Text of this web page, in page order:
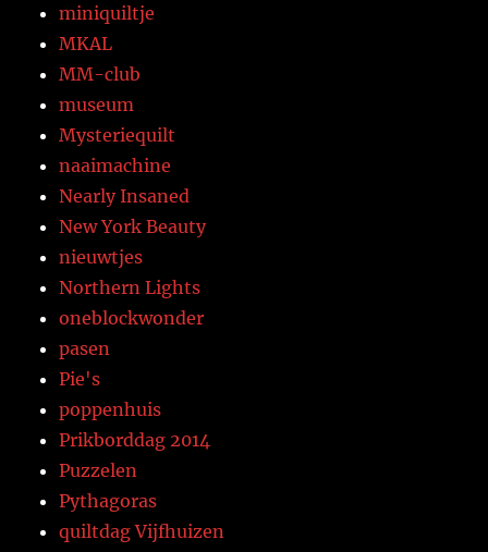
miniquiltje
MKAL
MM-club
museum
Mysteriequilt
naaimachine
Nearly Insaned
New York Beauty
nieuwtjes
Northern Lights
oneblockwonder
pasen
Pie's
poppenhuis
Prikborddag 2014
Puzzelen
Pythagoras
quiltdag Vijfhuizen